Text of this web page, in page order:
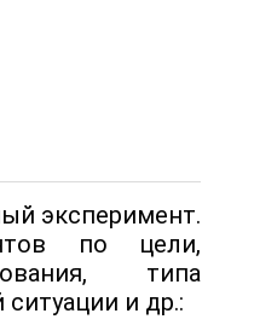
эксперимент.
по цели,
типа
и др.: